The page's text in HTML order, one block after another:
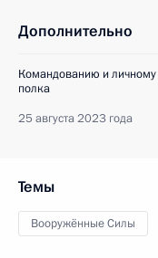
Дополнительно
Командованию и личному
полка
25 августа 2023 года
Темы
Вооружённые Силы